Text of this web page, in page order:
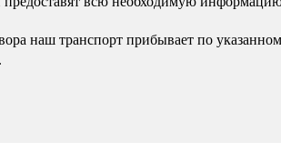
наш транспорт прибывает по